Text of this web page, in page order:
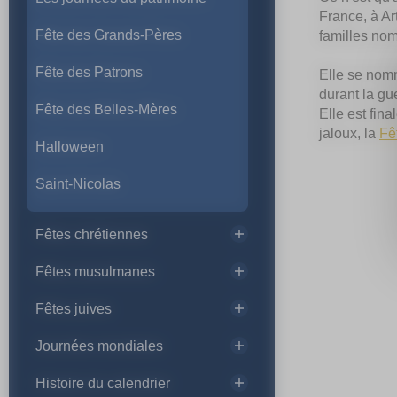
France, à
familles
Elle se
durant la
Elle est
jaloux, la
Fête des Grands-Pères
Fête des Patrons
Fête des Belles-Mères
Halloween
Saint-Nicolas
Fêtes chrétiennes
Fêtes musulmanes
Fêtes juives
Journées mondiales
Histoire du calendrier